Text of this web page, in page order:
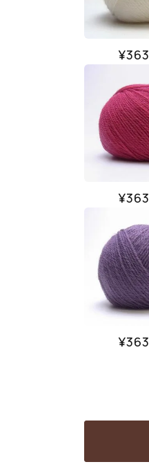
¥363
¥363
¥363